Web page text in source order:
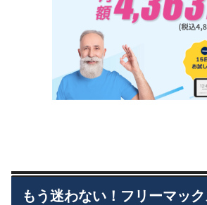
もう迷わない！フリーマッ